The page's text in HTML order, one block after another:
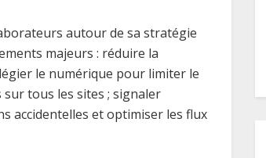
autour de sa stratégie
majeurs : réduire la
le numérique pour limiter le
tous les sites ; signaler
accidentelles et optimiser les flux